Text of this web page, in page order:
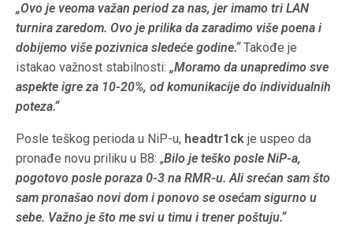
„Ovo je veoma važan period za nas, jer imamo tri LAN
turnira zaredom. Ovo je prilika da zaradimo više poena i
dobijemo više pozivnica sledeće godine.“Takođe je
istakao važnost stabilnosti:„Moramo da unapredimo sve
aspekte igre za 10-20%, od komunikacije do individualnih
poteza.“
Posle teškog perioda u NiP-u, headtr1ck je uspeo da
pronađe novu priliku u B8: „Bilo je teško posle NiP-a,
pogotovo posle poraza 0-3 na RMR-u. Ali srećan sam što
sam pronašao novi dom i ponovo se osećam sigurno u
sebe. Važno je što me svi u timu i trener poštuju.“